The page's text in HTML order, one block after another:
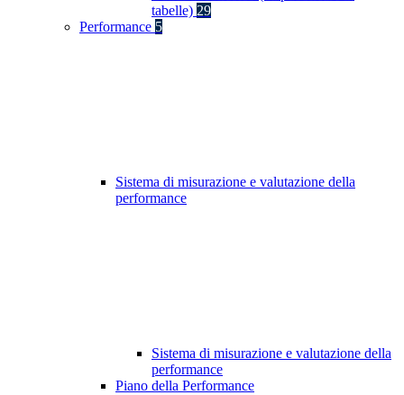
tabelle) 29
Performance 5
Sistema di misurazione e valutazione della
performance
Sistema di misurazione e valutazione della
performance
Piano della Performance